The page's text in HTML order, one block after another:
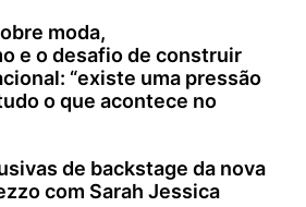
moda,
e o desafio de construir
“existe uma pressão
o que acontece no
de backstage da nova
com Sarah Jessica